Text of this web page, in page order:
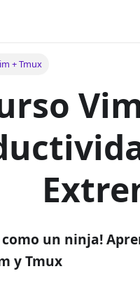
+ Tmux
un ninja!
y Tmux